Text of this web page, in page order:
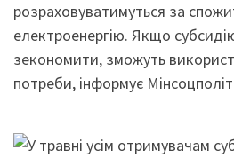
розраховуватимуться за
електроенергію. Якщо
зекономити, зможуть
потреби, інформує